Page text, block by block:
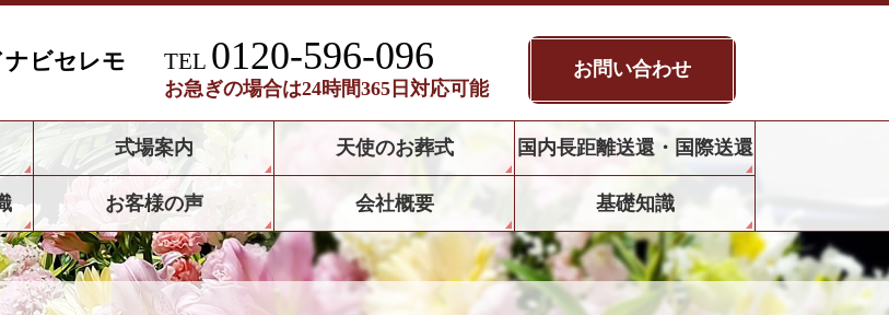
ビセレモ
TEL 0120-596-096
お急ぎの場合は24時間365日対応可能
お問い合わせ
式場案内 天使のお葬式 国内長距離送還・国際送還
お客様の声 会社概要 基礎知識